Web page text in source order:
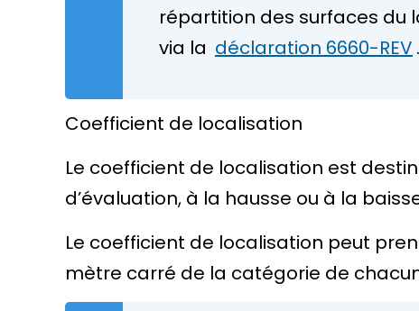
répartition des surfaces du
via la déclaration 6660-REV .
Coefficient de localisation
Le coefficient de localisation est
d’évaluation, à la hausse ou à la
Le coefficient de localisation peut
mètre carré de la catégorie de